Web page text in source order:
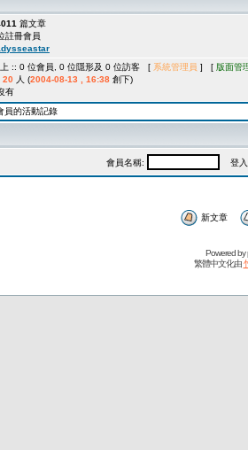
篇文章
註冊會員
上 :: 0 位會員, 0 位隱形及 0 位訪客 [ 系統管理員 ] [ 版面管
20 人 (2004-08-13 , 16:38 創下)
有
員的活動記錄
會員名稱: 登入
新文章
Powered by
繁體中文化由